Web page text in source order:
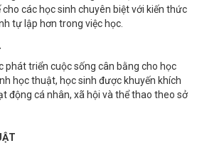
các học sinh chuyên biệt với kiến thức
tự lập hơn trong việc học.
phát triển cuộc sống cân bằng cho học
học thuật, học sinh được khuyến khích
động cá nhân, xã hội và thể thao theo sở